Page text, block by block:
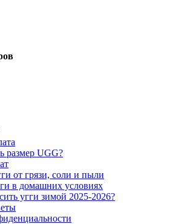
размер UGG?
от грязи, соли и пыли
в домашних условиях
угги зимой 2025-2026?